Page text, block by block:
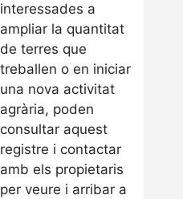
interessades a
ampliar la quantitat
de terres que
treballen o en iniciar
una nova activitat
agrària, poden
consultar aquest
registre i contactar
amb els propietaris
per veure i arribar a